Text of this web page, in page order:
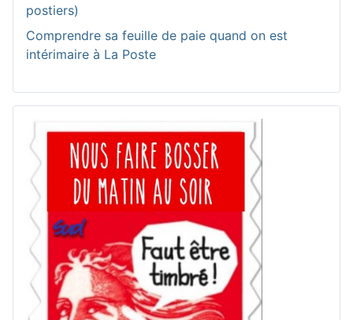
postiers)
Comprendre sa feuille de paie quand on est
intérimaire à La Poste